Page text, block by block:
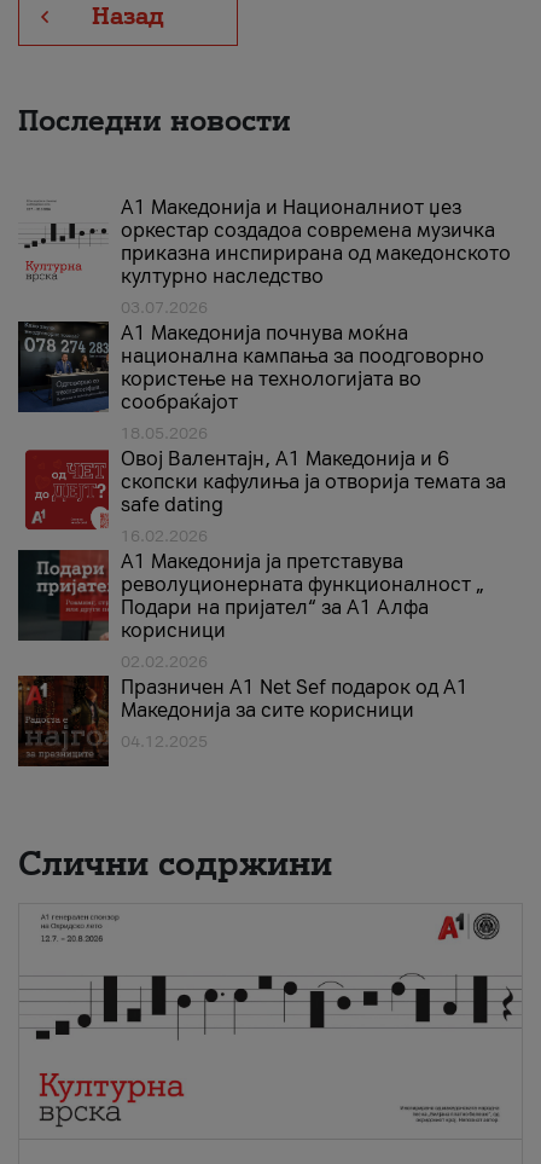
Назад
Последни новости
А1 Македонија и Националниот џез
оркестар создадоа современа музичка
приказна инспирирана од македонското
културно наследство
03.07.2026
A1 Македонија почнува моќна
национална кампања за поодговорно
користење на технологијата во
сообраќајот
18.05.2026
Овој Валентајн, A1 Македонија и 6
скопски кафулиња ја отворија темата за
safe dating
16.02.2026
А1 Македонија ја претставува
револуционерната функционалност „
Подари на пријател“ за А1 Алфа
корисници
02.02.2026
Празничен A1 Net Sеf подарок од А1
Македонија за сите корисници
04.12.2025
Слични содржини